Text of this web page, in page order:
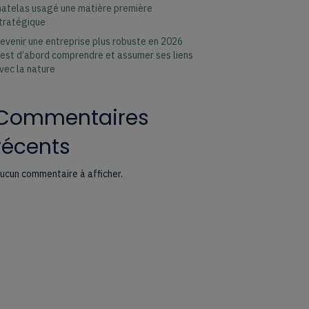
usagé une matière première
une entreprise plus robuste en 2026
d’abord comprendre et assumer ses liens
la nature
commentaire à afficher.